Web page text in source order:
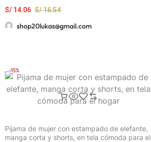
S/16.54
S/ 14.06
shop20lukas@gmail.com
-15%
Pijama de mujer con estampado de elefante,
manga corta y shorts, en tela cómoda para el